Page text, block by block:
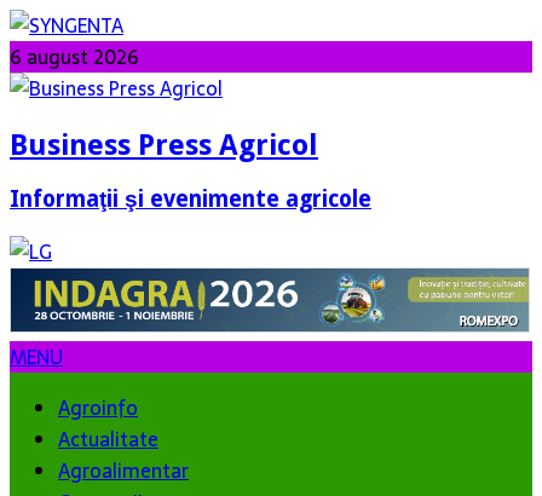
6 august 2026
Business Press Agricol
Informaţii şi evenimente agricole
MENU
Agroinfo
Actualitate
Agroalimentar